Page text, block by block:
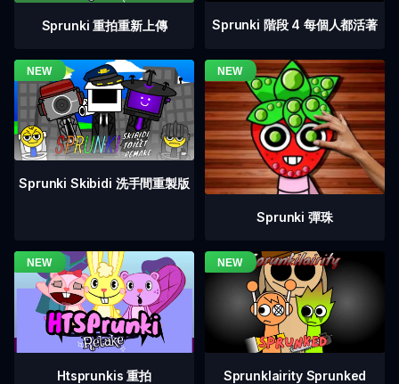
Sprunki 重拍重新上傳 Sprunki 階段 4 每個人都活著
Sprunki Skibidi 洗手間重製版
Sprunki 彈珠
Htsprunkis 重拍 Sprunklairity Sprunked